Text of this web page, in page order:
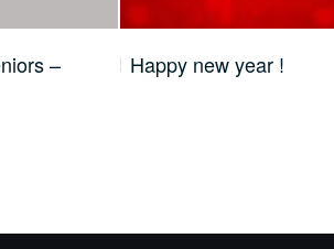
–
Happy new year !